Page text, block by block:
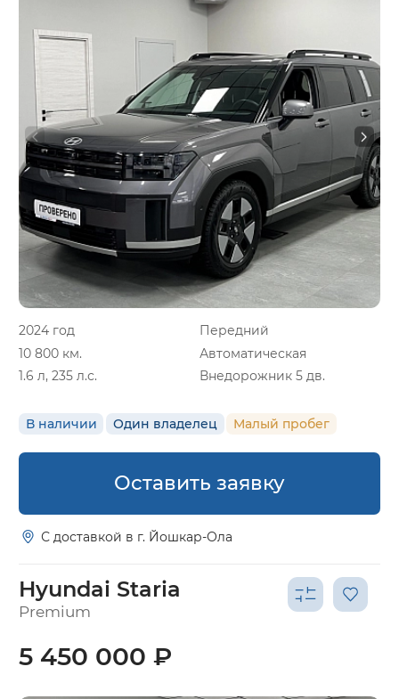
2024 год
Передний
10 800 км.
Автоматическая
1.6 л, 235 л.с.
Внедорожник 5 дв.
В наличии Один владелец Малый пробег
Оставить заявку
С доставкой в г. Йошкар-Ола
Hyundai Staria
Premium
5 450 000 ₽